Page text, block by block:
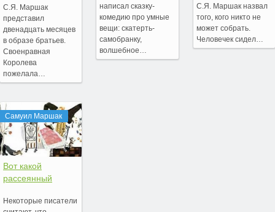
С.Я. Маршак
представил
двенадцать месяцев
в образе братьев.
Своенравная
Королева
пожелала…
Самуил Маршак
Вот какой
рассеянный
Некоторые писатели
написал сказку-
комедию про умные
вещи: скатерть-
самобранку,
волшебное…
С.Я. Маршак назвал
того, кого никто не
может собрать.
Человечек сидел…